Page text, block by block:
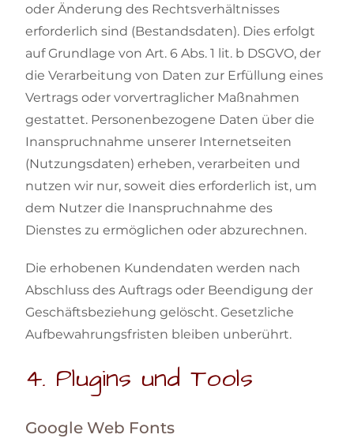
oder Änderung des Rechtsverhältnisses
erforderlich sind (Bestandsdaten). Dies erfolgt
auf Grundlage von Art. 6 Abs. 1 lit. b DSGVO, der
die Verarbeitung von Daten zur Erfüllung eines
Vertrags oder vorvertraglicher Maßnahmen
gestattet. Personenbezogene Daten über die
Inanspruchnahme unserer Internetseiten
(Nutzungsdaten) erheben, verarbeiten und
nutzen wir nur, soweit dies erforderlich ist, um
dem Nutzer die Inanspruchnahme des
Dienstes zu ermöglichen oder abzurechnen.
Die erhobenen Kundendaten werden nach
Abschluss des Auftrags oder Beendigung der
Geschäftsbeziehung gelöscht. Gesetzliche
Aufbewahrungsfristen bleiben unberührt.
4. Plugins und Tools
Google Web Fonts